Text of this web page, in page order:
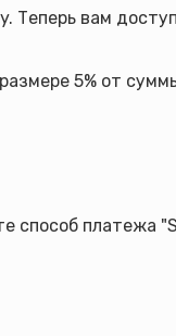
вам
5% от
способ платежа